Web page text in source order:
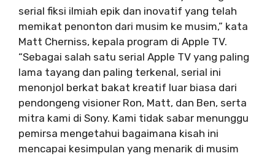
serial fiksi ilmiah epik dan inovatif yang telah
memikat penonton dari musim ke musim,” kata
Matt Cherniss, kepala program di Apple TV.
“Sebagai salah satu serial Apple TV yang paling
lama tayang dan paling terkenal, serial ini
menonjol berkat bakat kreatif luar biasa dari
pendongeng visioner Ron, Matt, dan Ben, serta
mitra kami di Sony. Kami tidak sabar menunggu
pemirsa mengetahui bagaimana kisah ini
mencapai kesimpulan yang menarik di musim